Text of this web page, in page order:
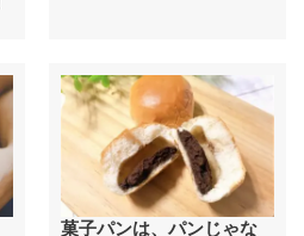
菓子パンは、パンじゃな